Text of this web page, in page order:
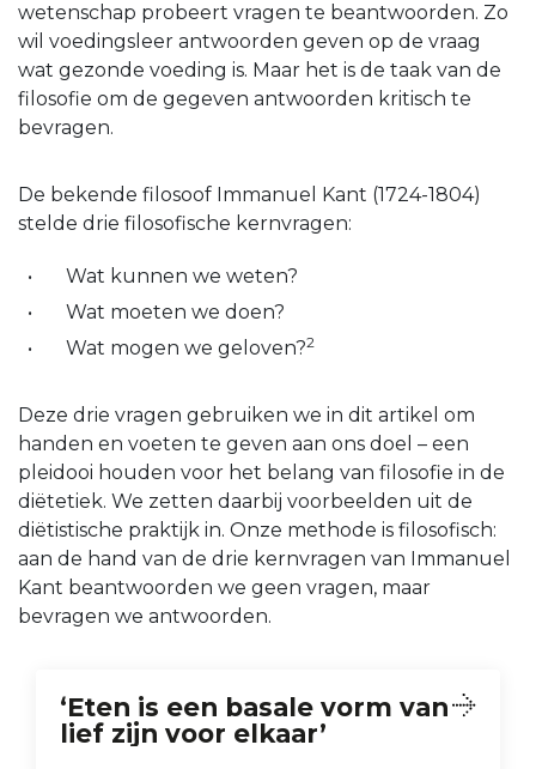
wetenschap probeert vragen te beantwoorden. Zo
wil voedingsleer antwoorden geven op de vraag
wat gezonde voeding is. Maar het is de taak van de
filosofie om de gegeven antwoorden kritisch te
bevragen.
De bekende filosoof Immanuel Kant (1724-1804)
stelde drie filosofische kernvragen:
Wat kunnen we weten?
Wat moeten we doen?
Wat mogen we geloven?2
Deze drie vragen gebruiken we in dit artikel om
handen en voeten te geven aan ons doel – een
pleidooi houden voor het belang van filosofie in de
diëtetiek. We zetten daarbij voorbeelden uit de
diëtistische praktijk in. Onze methode is filosofisch:
aan de hand van de drie kernvragen van Immanuel
Kant beantwoorden we geen vragen, maar
bevragen we antwoorden.
‘Eten is een basale vorm van
lief zijn voor elkaar’